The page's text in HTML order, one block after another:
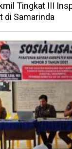
Tingkat III
di Samarinda